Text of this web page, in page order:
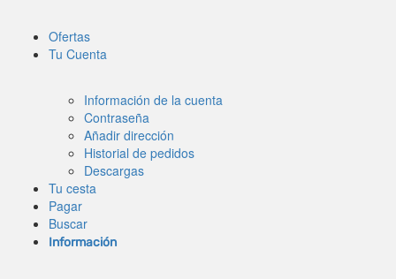
Ofertas
Tu Cuenta
Información de la cuenta
Contraseña
Añadir dirección
Historial de pedidos
Descargas
Tu cesta
Pagar
Buscar
Información